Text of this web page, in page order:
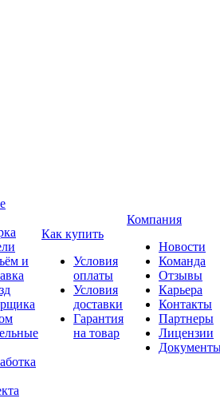
и
Как купить
Условия
оплаты
Условия
доставки
Гарантия
на товар
Компания
Новости
Команда
Отзывы
Карьера
Контакты
Партнеры
Лицензии